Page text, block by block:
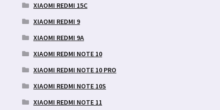
XIAOMI REDMI 15C
XIAOMI REDMI 9
XIAOMI REDMI 9A
XIAOMI REDMI NOTE 10
XIAOMI REDMI NOTE 10 PRO
XIAOMI REDMI NOTE 10S
XIAOMI REDMI NOTE 11